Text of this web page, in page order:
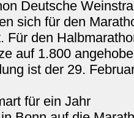
Deutsche
sich für den
Für den
auf 1.800
ist der 29.
für ein Jahr